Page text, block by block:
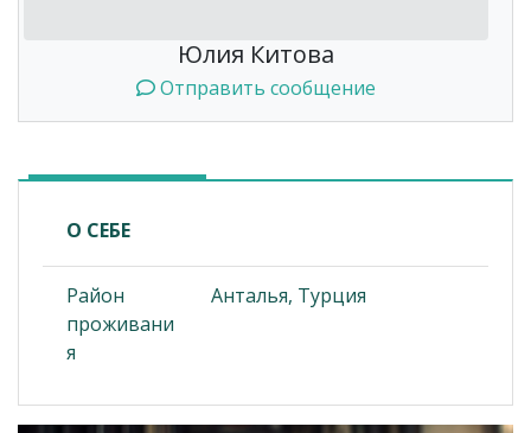
Юлия Китова
Отправить сообщение
О СЕБЕ
Район
проживани
я
Анталья, Турция